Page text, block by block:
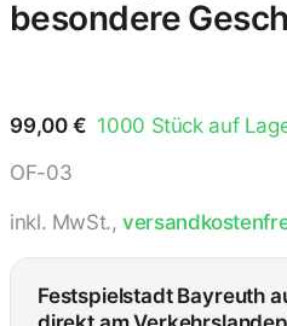
besondere
99,00 € 1000 Stück auf
OF-03
inkl. MwSt.,
Festspielstadt Bayreuth